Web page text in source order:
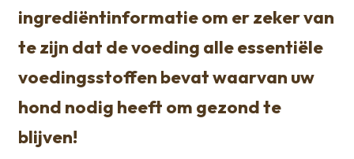
ingrediëntinformatie om er zeker van
te zijn dat de voeding alle essentiële
voedingsstoffen bevat waarvan uw
hond nodig heeft om gezond te
blijven!